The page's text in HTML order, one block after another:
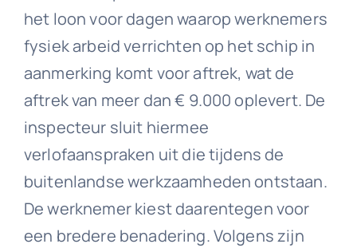
het loon voor dagen waarop werknemers
fysiek arbeid verrichten op het schip in
aanmerking komt voor aftrek, wat de
aftrek van meer dan € 9.000 oplevert. De
inspecteur sluit hiermee
verlofaanspraken uit die tijdens de
buitenlandse werkzaamheden ontstaan.
De werknemer kiest daarentegen voor
een bredere benadering. Volgens zijn